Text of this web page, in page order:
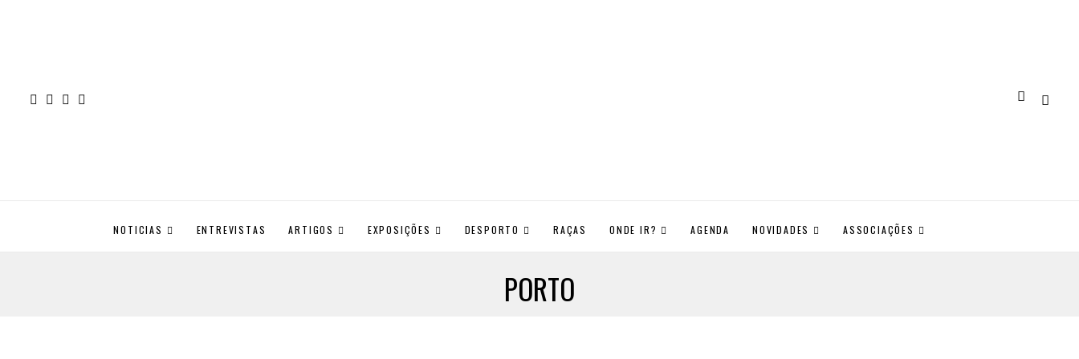
NOTICIAS ENTREVISTAS ARTIGOS EXPOSIÇÕES DESPORTO RAÇAS ONDE IR? AGENDA NOVIDADES ASSOCIAÇÕES
PORTO